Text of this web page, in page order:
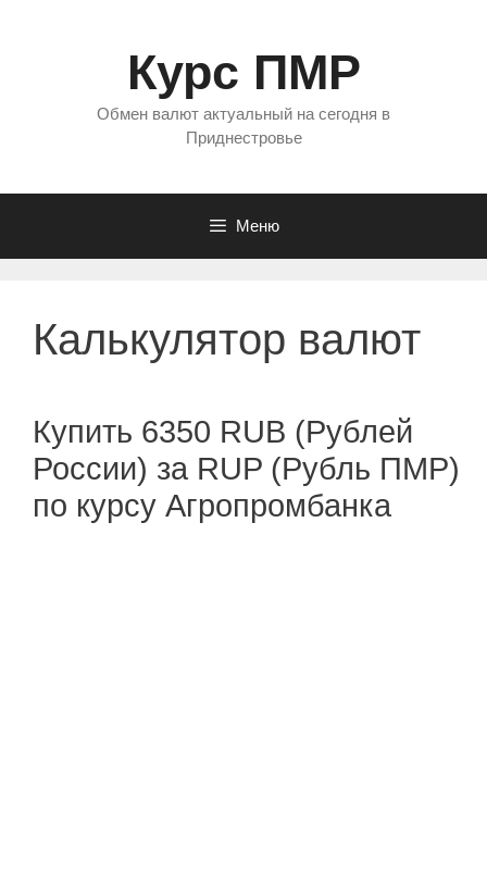
Курс ПМР
Обмен валют актуальный на сегодня в
Приднестровье
Меню
Калькулятор валют
Купить 6350 RUB (Рублей
России) за RUP (Рубль ПМР)
по курсу Агропромбанка